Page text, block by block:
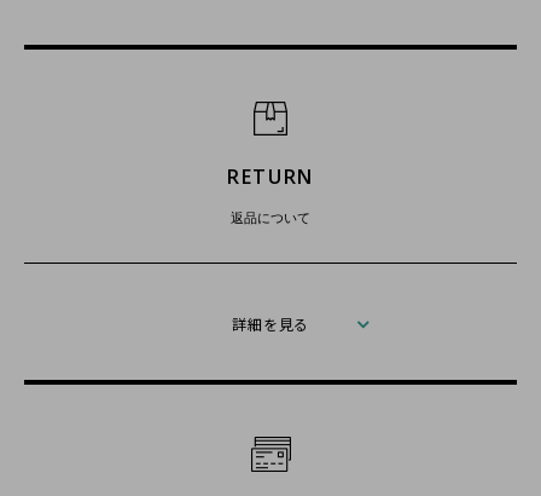
RETURN
返品について
詳細を見る